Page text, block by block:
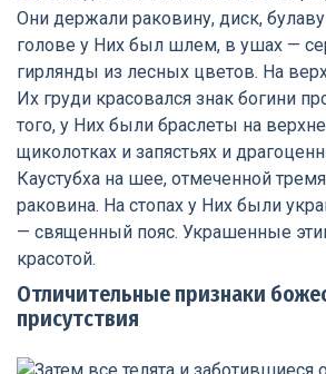
Отличительные признаки
присутствия